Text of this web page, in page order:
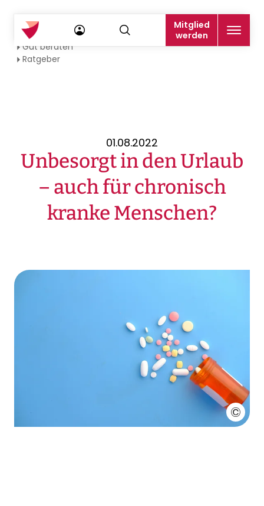
Mitglied
werden
Startseite
Gut beraten
Ratgeber
01.08.2022
Unbesorgt in den Urlaub
– auch für chronisch
kranke Menschen?